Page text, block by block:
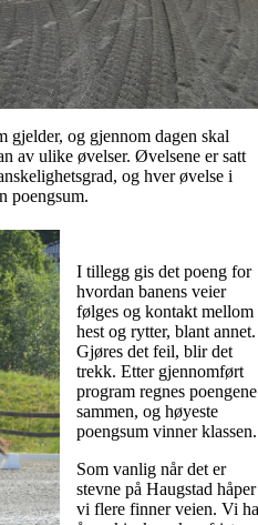
gjelder, og gjennom dagen skal
av ulike øvelser. Øvelsene er satt
og hver øvelse i
poengsum.
I tillegg gis det poeng for
hvordan banens veier
følges og kontakt mellom
hest og rytter, blant annet.
Gjøres det feil, blir det
trekk. Etter gjennomført
program regnes poengene
sammen, og høyeste
poengsum vinner klassen.
Som vanlig når det er
stevne på Haugstad håper
vi flere finner veien. Vi